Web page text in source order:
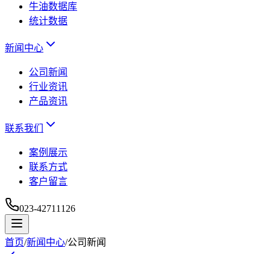
牛油数据库
统计数据
新闻中心
公司新闻
行业资讯
产品资讯
联系我们
案例展示
联系方式
客户留言
023-42711126
首页/新闻中心/公司新闻